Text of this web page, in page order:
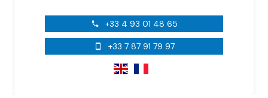
+33 4 93 01 48 65
+33 7 87 91 79 97